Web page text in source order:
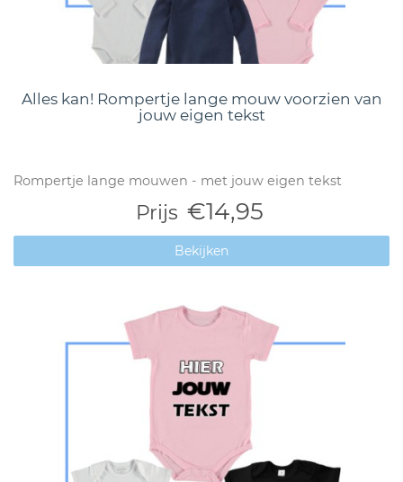
Alles kan! Rompertje lange mouw voorzien van
jouw eigen tekst
Rompertje lange mouwen - met jouw eigen tekst
Prijs €14,95
Bekijken